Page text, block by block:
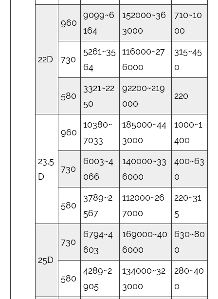
22D
960
9099~6
164
152000~36
3000
710~10
00
730
5261~35
64
116000~27
6000
315~45
0
580
3321~22
50
92200~219
000
220
23,5
D
960
10380~
7033
185000~44
3000
1000~1
400
730
6003~4
066
140000~33
6000
400~63
0
580
3789~2
567
112000~26
7000
220~31
5
25D
730
6794~4
603
169000~40
6000
630~80
0
580
4289~2
905
134000~32
3000
280~40
0